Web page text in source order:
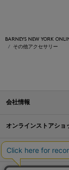
BARNEYS NEW YORK
その他アクセサリー
会社情報
オンラインストアショ
店舗情報